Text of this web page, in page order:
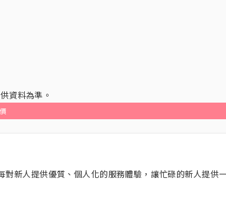
資料為準。
新人提供優質、個人化的服務體驗，讓忙碌的新人提供